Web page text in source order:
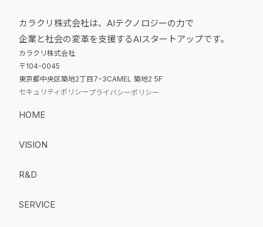
カラクリ株式会社は、AIテクノロジーの力で
企業と社会の変革を支援するAIスタートアップです。
カラクリ株式会社
〒104-0045
東京都中央区築地2丁目7−3CAMEL 築地2 5F
セキュリティポリシープライバシーポリシー
HOME
VISION
R&D
SERVICE